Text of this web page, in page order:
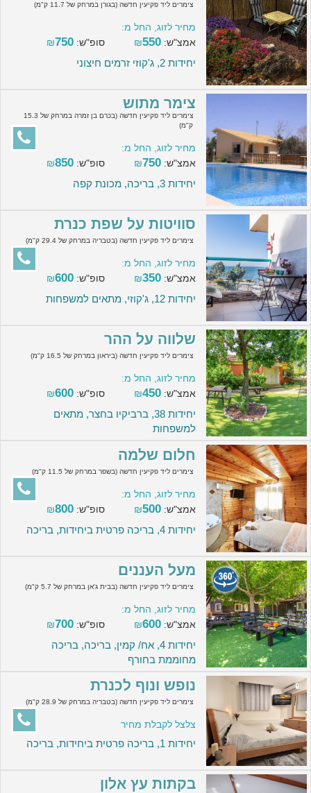
צימרים ליד פקיעין חדשה (בגורן במרחק של 11.7 ק"מ)
מחיר לזוג, החל מ:
אמצ"ש:
₪550 סופ"ש: ₪750
יחידות 2, ג'קוזי זרמים חיצוני
צימר מתוש
צימרים ליד פקיעין חדשה (בכרם בן זמרה במרחק של 15.3
ק"מ)
מחיר לזוג, החל מ:
אמצ"ש:
₪750 סופ"ש: ₪850
יחידות 3, בריכה, מכונת קפה
סוויטות על שפת כנרת
צימרים ליד פקיעין חדשה (בטבריה במרחק של 29.4 ק"מ)
מחיר לזוג, החל מ:
אמצ"ש:
₪350 סופ"ש: ₪600
יחידות 12, ג'קוזי, מתאים למשפחות
שלווה על ההר
צימרים ליד פקיעין חדשה (ביראון במרחק של 16.5 ק"מ)
מחיר לזוג, החל מ:
אמצ"ש:
₪450 סופ"ש: ₪600
יחידות 38, ברביקיו בחצר, מתאים
למשפחות
חלום שלמה
צימרים ליד פקיעין חדשה (בשפר במרחק של 11.5 ק"מ)
מחיר לזוג, החל מ:
אמצ"ש:
₪500 סופ"ש: ₪800
יחידות 4, בריכה פרטית ביחידות, בריכה
מעל העננים
צימרים ליד פקיעין חדשה (בבית ג'אן במרחק של 5.7 ק"מ)
מחיר לזוג, החל מ:
אמצ"ש:
₪600 סופ"ש: ₪700
יחידות 4, אח/ קמין, בריכה, בריכה
מחוממת בחורף
נופש ונוף לכנרת
צימרים ליד פקיעין חדשה (בטבריה במרחק של 28.9 ק"מ)
צלצל לקבלת מחיר
יחידות 1, בריכה פרטית ביחידות, בריכה
בקתות עץ אלון